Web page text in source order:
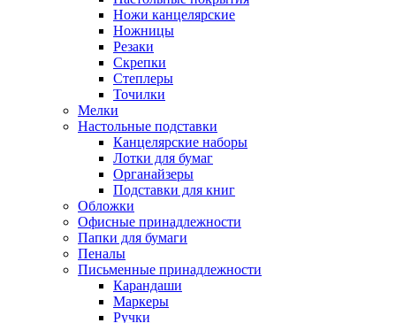
Ножи канцелярские
Ножницы
Резаки
Скрепки
Степлеры
Точилки
Мелки
Настольные подставки
Канцелярские наборы
Лотки для бумаг
Органайзеры
Подставки для книг
Обложки
Офисные принадлежности
Папки для бумаги
Пеналы
Письменные принадлежности
Карандаши
Маркеры
Ручки